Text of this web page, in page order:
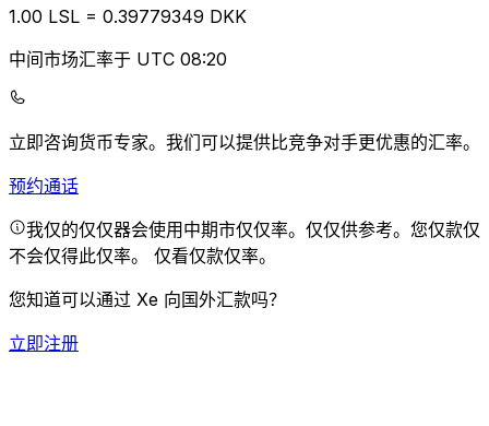
1.00 LSL = 0.39779349 DKK
中间市场汇率于 UTC 08:20
立即咨询货币专家。 我们可以提供比竞争对手更优惠的汇率。
预约通话
我仅的仅仅器会使用中期市仅仅率。仅仅供参考。您仅款仅
不会仅得此仅率。 仅看仅款仅率。
您知道可以通过 Xe 向国外汇款吗？
立即注册